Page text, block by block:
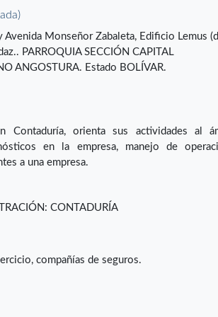
Avenida Monseñor Zabaleta, Edificio Lemus
PARROQUIA SECCIÓN CAPITAL
ANGOSTURA. Estado BOLÍVAR.
Contaduría, orienta sus actividades al
en la empresa, manejo de
a una empresa.
CONTADURÍA
compañías de seguros.